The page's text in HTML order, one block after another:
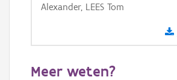
OSM-Basiskaart
GRB-Basiskaart
GRB-Basiskaart in grijswaarden
Alexander, LEES Tom
Meer weten?